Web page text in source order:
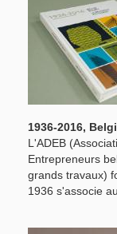
1936-2016,
L'ADEB
Entrepreneurs
grands travaux)
1936 s'associe